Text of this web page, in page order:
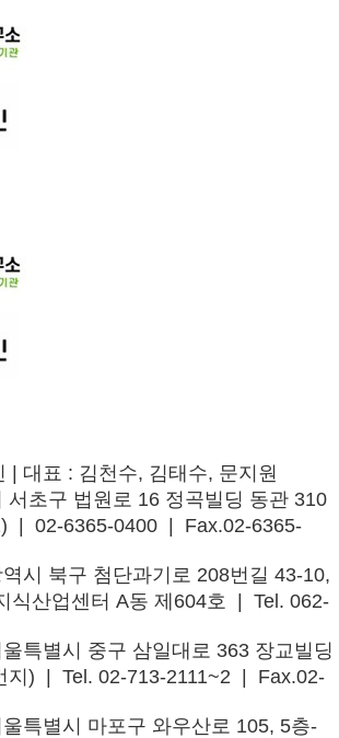
대표 : 김천수, 김태수, 문지원
서초구 법원로 16 정곡빌딩 동관 310
| 02-6365-0400 | Fax.02-6365-
시 북구 첨단과기로 208번길 43-10,
식산업센터 A동 제604호 | Tel. 062-
울특별시 중구 삼일대로 363 장교빌딩
지) | Tel. 02-713-2111~2 | Fax.02-
울특별시 마포구 와우산로 105, 5층-